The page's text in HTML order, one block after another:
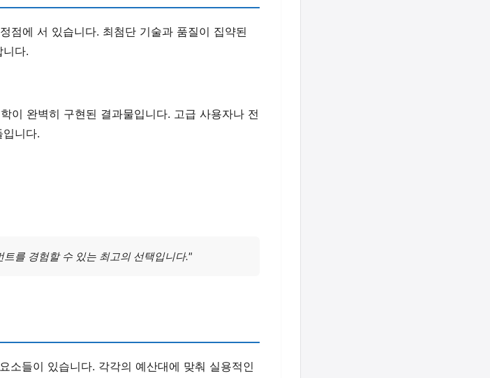
점에 서 있습니다. 최첨단 기술과 품질이 집약된
다.
이 완벽히 구현된 결과물입니다. 고급 사용자나 전
니다.
를 경험할 수 있는 최고의 선택입니다."
소들이 있습니다. 각각의 예산대에 맞춰 실용적인